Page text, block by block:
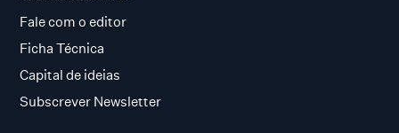
Fale com o editor
Ficha Técnica
Capital de ideias
Subscrever Newsletter